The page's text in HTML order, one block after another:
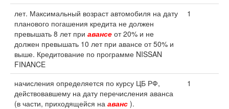
лет. Максимальный возраст автомобиля на дату
планового погашения кредита не должен
превышать 8 лет при авансе от 20% и не
должен превышать 10 лет при авансе от 50% и
выше. Кредитование по программе NISSAN
FINANCE
1
начисления определяется по курсу ЦБ РФ,
действовавшему на дату перечисления аванса
(в части, приходящейся на аванс ).
1